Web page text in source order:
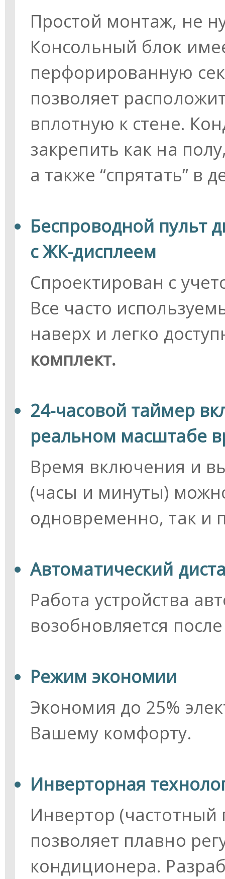
Простой монтаж, не
Консольный блок
перфорированную
позволяет
вплотную к стене.
закрепить как на
а также “спрятать” в
Беспроводной пульт
с ЖК-дисплеем
Спроектирован с
Все часто
наверх и легко
комплект.
24-часовой таймер
реальном масштабе
Время включения и
(часы и минуты)
одновременно, так и
Автоматический
Работа устройства
возобновляется
Режим экономии
Экономия до 25%
Вашему комфорту.
Инверторная
Инвертор (частотный
позволяет плавно
кондиционера.